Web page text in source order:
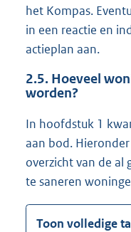
het Kompas.
in een reactie en
actieplan aan.
2.5. Hoeveel
worden?
In hoofdstuk 1
aan bod.
overzicht van de al
te saneren
Toon volledige